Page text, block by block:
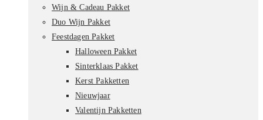
Wijn & Cadeau Pakket
Duo Wijn Pakket
Feestdagen Pakket
Halloween Pakket
Sinterklaas Pakket
Kerst Pakketten
Nieuwjaar
Valentijn Pakketten